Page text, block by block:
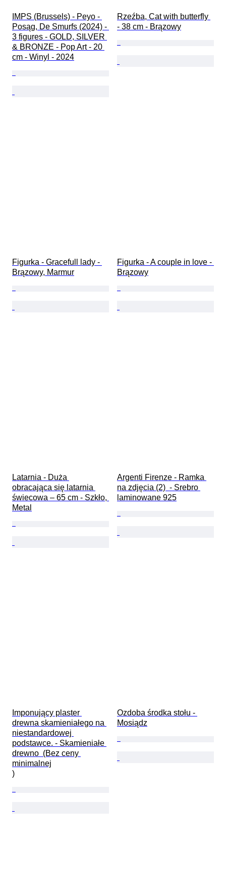
IMPS (Brussels) - Peyo -
Posąg, De Smurfs (2024) -
3 figures - GOLD, SILVER
& BRONZE - Pop Art - 20
cm - Winyl - 2024
Rzeźba, Cat with butterfly
- 38 cm - Brązowy
Figurka - Gracefull lady -
Brązowy, Marmur
Figurka - A couple in love -
Brązowy
Latarnia - Duża
obracająca się latarnia
świecowa – 65 cm - Szkło,
Metal
Argenti Firenze - Ramka
na zdjęcia (2)  - Srebro
laminowane 925
Imponujący plaster
drewna skamieniałego na
niestandardowej
podstawce. - Skamieniałe
drewno  (Bez ceny
minimalnej
)
Ozdoba środka stołu -
Mosiądz